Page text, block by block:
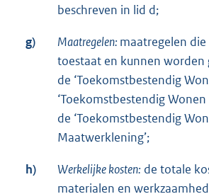
beschreven in lid d;
g) Maatregelen: maatregelen
toestaat en kunnen worden
de ‘Toekomstbestendig
‘Toekomstbestendig
de ‘Toekomstbestendig
Maatwerklening’;
h) Werkelijke kosten: de totale
materialen en